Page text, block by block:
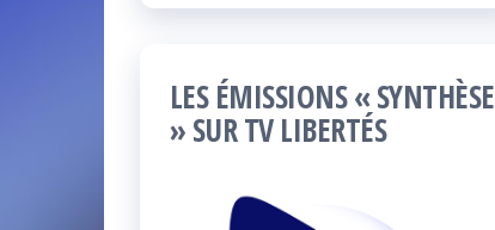
LES ÉMISSIONS « SYNTHÈSE
» SUR TV LIBERTÉS